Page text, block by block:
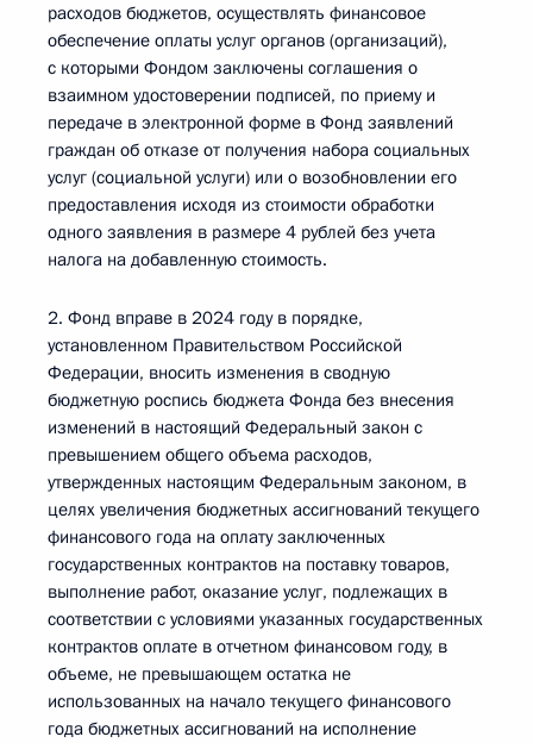
расходов бюджетов, осуществлять финансовое
обеспечение оплаты услуг органов (организаций),
с которыми Фондом заключены соглашения о
взаимном удостоверении подписей, по приему и
передаче в электронной форме в Фонд заявлений
граждан об отказе от получения набора социальных
услуг (социальной услуги) или о возобновлении его
предоставления исходя из стоимости обработки
одного заявления в размере 4 рублей без учета
налога на добавленную стоимость.
2. Фонд вправе в 2024 году в порядке,
установленном Правительством Российской
Федерации, вносить изменения в сводную
бюджетную роспись бюджета Фонда без внесения
изменений в настоящий Федеральный закон с
превышением общего объема расходов,
утвержденных настоящим Федеральным законом, в
целях увеличения бюджетных ассигнований текущего
финансового года на оплату заключенных
государственных контрактов на поставку товаров,
выполнение работ, оказание услуг, подлежащих в
соответствии с условиями указанных государственных
контрактов оплате в отчетном финансовом году, в
объеме, не превышающем остатка не
использованных на начало текущего финансового
года бюджетных ассигнований на исполнение